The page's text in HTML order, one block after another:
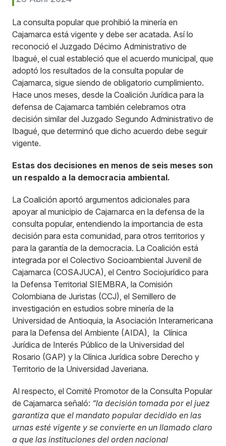
La consulta popular que prohibió la minería en
Cajamarca está vigente y debe ser acatada. Así lo
reconoció el Juzgado Décimo Administrativo de
Ibagué, el cual estableció que el acuerdo municipal, que
adoptó los resultados de la consulta popular de
Cajamarca, sigue siendo de obligatorio cumplimiento.
Hace unos meses, desde la Coalición Jurídica para la
defensa de Cajamarca también celebramos otra
decisión similar del Juzgado Segundo Administrativo de
Ibagué, que determinó que dicho acuerdo debe seguir
vigente.
Estas dos decisiones en menos de seis meses son
un respaldo a la democracia ambiental.
La Coalición aportó argumentos adicionales para
apoyar al municipio de Cajamarca en la defensa de la
consulta popular, entendiendo la importancia de esta
decisión para esta comunidad, para otros territorios y
para la garantía de la democracia. La Coalición está
integrada por el Colectivo Socioambiental Juvenil de
Cajamarca (COSAJUCA), el Centro Sociojurídico para
la Defensa Territorial SIEMBRA, la Comisión
Colombiana de Juristas (CCJ), el Semillero de
investigación en estudios sobre minería de la
Universidad de Antioquia, la Asociación Interamericana
para la Defensa del Ambiente (AIDA), la Clínica
Jurídica de Interés Público de la Universidad del
Rosario (GAP) y la Clínica Jurídica sobre Derecho y
Territorio de la Universidad Javeriana.
Al respecto, el Comité Promotor de la Consulta Popular
de Cajamarca señaló: “la decisión tomada por el juez
garantiza que el mandato popular decidido en las
urnas esté vigente y se convierte en un llamado claro
a que las instituciones del orden nacional